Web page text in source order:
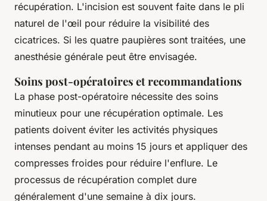
récupération. L'incision est souvent faite dans le pli
naturel de l'œil pour réduire la visibilité des
cicatrices. Si les quatre paupières sont traitées, une
anesthésie générale peut être envisagée.
Soins post-opératoires et recommandations
La phase post-opératoire nécessite des soins
minutieux pour une récupération optimale. Les
patients doivent éviter les activités physiques
intenses pendant au moins 15 jours et appliquer des
compresses froides pour réduire l'enflure. Le
processus de récupération complet dure
généralement d'une semaine à dix jours.